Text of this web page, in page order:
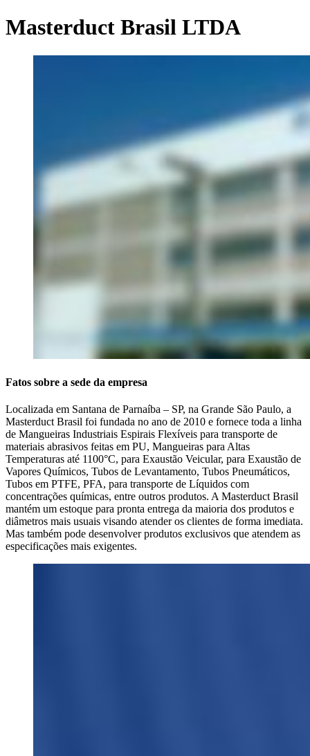
Masterduct Brasil LTDA
Fatos sobre a sede da empresa
Localizada em Santana de Parnaíba – SP, na Grande São Paulo, a
Masterduct Brasil foi fundada no ano de 2010 e fornece toda a linha
de Mangueiras Industriais Espirais Flexíveis para transporte de
materiais abrasivos feitas em PU, Mangueiras para Altas
Temperaturas até 1100°C, para Exaustão Veicular, para Exaustão de
Vapores Químicos, Tubos de Levantamento, Tubos Pneumáticos,
Tubos em PTFE, PFA, para transporte de Líquidos com
concentrações químicas, entre outros produtos. A Masterduct Brasil
mantém um estoque para pronta entrega da maioria dos produtos e
diâmetros mais usuais visando atender os clientes de forma imediata.
Mas também pode desenvolver produtos exclusivos que atendem as
especificações mais exigentes.